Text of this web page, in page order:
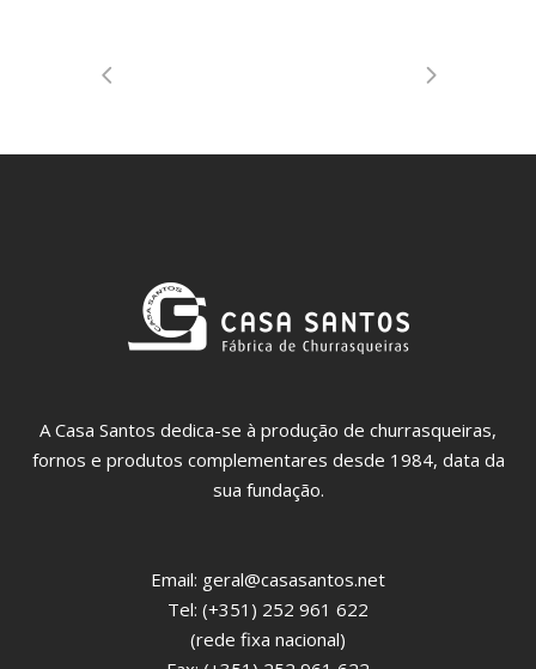
A Casa Santos dedica-se à produção de churrasqueiras,
fornos e produtos complementares desde 1984, data da
sua fundação.
Email: geral@casasantos.net
Tel: (+351) 252 961 622
(rede fixa nacional)